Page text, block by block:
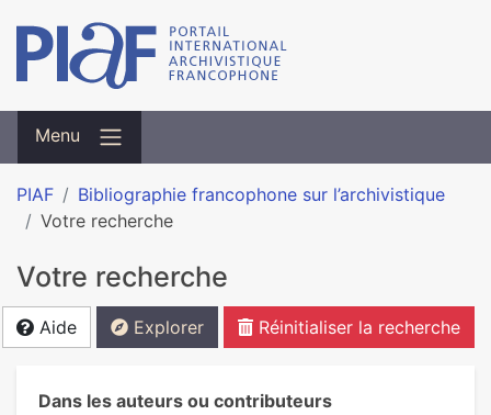
Menu
PIAF
Bibliographie francophone sur l’archivistique
Votre recherche
Votre recherche
Aide Explorer Réinitialiser la recherche
Dans les auteurs ou contributeurs